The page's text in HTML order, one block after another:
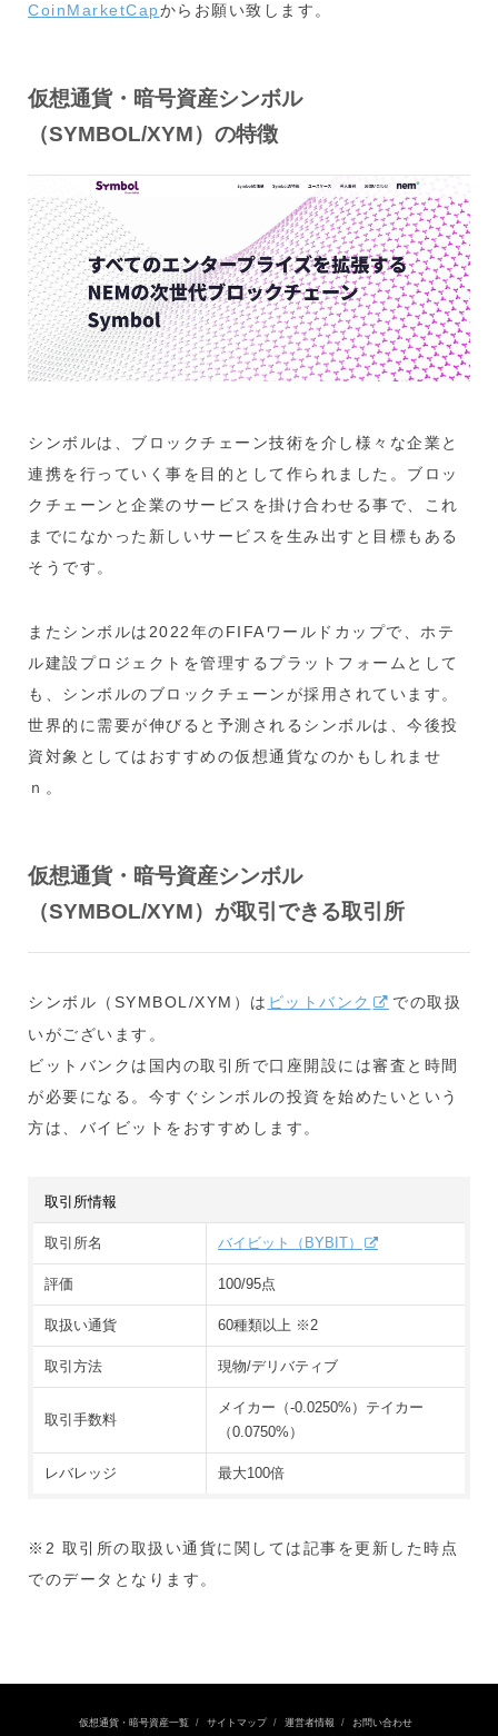
CoinMarketCapからお願い致します。
仮想通貨・暗号資産シンボル
（SYMBOL/XYM）の特徴
シンボルは、ブロックチェーン技術を介し様々な企業と
連携を行っていく事を目的として作られました。ブロッ
クチェーンと企業のサービスを掛け合わせる事で、これ
までになかった新しいサービスを生み出すと目標もある
そうです。
またシンボルは2022年のFIFAワールドカップで、ホテ
ル建設プロジェクトを管理するプラットフォームとして
も、シンボルのブロックチェーンが採用されています。
世界的に需要が伸びると予測されるシンボルは、今後投
資対象としてはおすすめの仮想通貨なのかもしれませ
ｎ。
仮想通貨・暗号資産シンボル
（SYMBOL/XYM）が取引できる取引所
シンボル（SYMBOL/XYM）は ビットバンク
での取扱
いがございます。
ビットバンクは国内の取引所で口座開設には審査と時間
が必要になる。今すぐシンボルの投資を始めたいという
方は、バイビットをおすすめします。
取引所情報
取引所名 バイビット（BYBIT）
評価 100/95点
取扱い通貨 60種類以上 ※2
取引方法 現物/デリバティブ
取引手数料
メイカー（-0.0250%）テイカー
（0.0750%）
レバレッジ 最大100倍
※2 取引所の取扱い通貨に関しては記事を更新した時点
でのデータとなります。
仮想通貨・暗号資産一覧 サイトマップ 運営者情報 お問い合わせ